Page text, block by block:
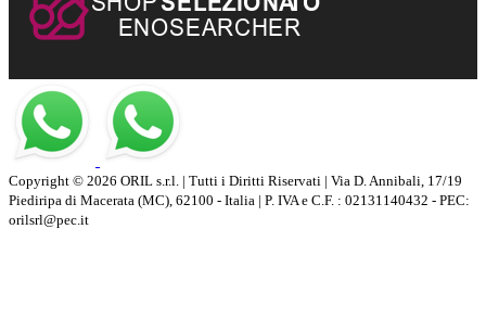
Copyright © 2026 ORIL s.r.l. | Tutti i Diritti Riservati | Via D. Annibali, 17/19
Piediripa di Macerata (MC), 62100 - Italia | P. IVA e C.F. : 02131140432 - PEC:
orilsrl@pec.it